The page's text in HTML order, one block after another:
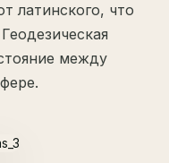
латинского, что
между